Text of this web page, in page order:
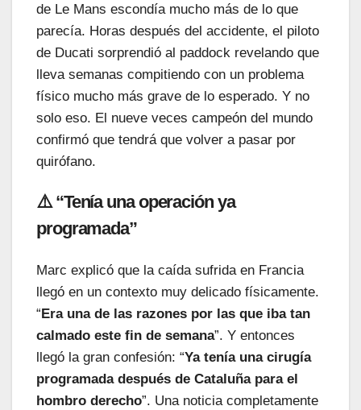
de Le Mans escondía mucho más de lo que
parecía. Horas después del accidente, el piloto
de Ducati sorprendió al paddock revelando que
lleva semanas compitiendo con un problema
físico mucho más grave de lo esperado. Y no
solo eso. El nueve veces campeón del mundo
confirmó que tendrá que volver a pasar por
quirófano.
⚠️ “Tenía una operación ya
programada”
Marc explicó que la caída sufrida en Francia
llegó en un contexto muy delicado físicamente.
“ Era una de las razones por las que iba tan
calmado este fin de semana”. Y entonces
llegó la gran confesión: “Ya tenía una cirugía
programada después de Cataluña para el
hombro derecho”. Una noticia completamente